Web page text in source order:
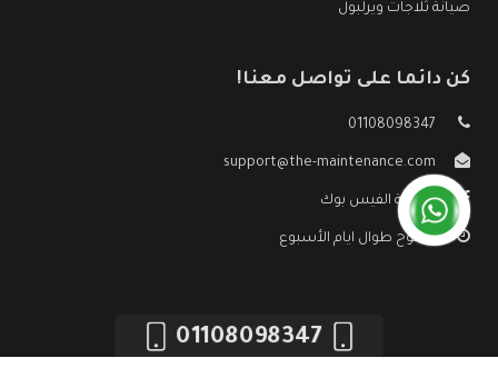
صيانة ثلاجات ويرلبول
كن دائما على تواصل معنا!
01108098347
support@the-maintenance.com
صفحة الفيس بوك
مفتوح طوال ايام الأسبوع
01108098347